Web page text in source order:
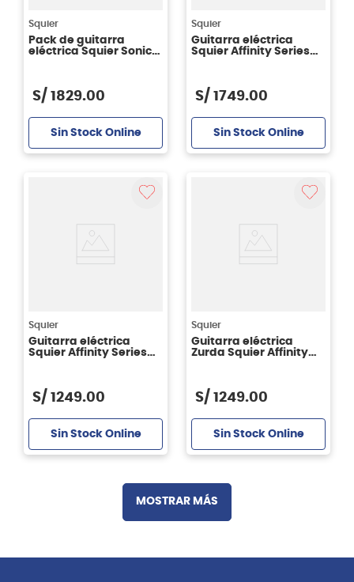
Squier
Pack de guitarra
eléctrica Squier Sonic
S/ 1829.00
Sin Stock Online
Squier
Guitarra eléctrica
Squier Affinity Series™
S/ 1749.00
Sin Stock Online
Squier
Guitarra eléctrica
Squier Affinity Series™
S/ 1249.00
Sin Stock Online
Squier
Guitarra eléctrica
Zurda Squier Affinity
S/ 1249.00
Sin Stock Online
MOSTRAR MÁS